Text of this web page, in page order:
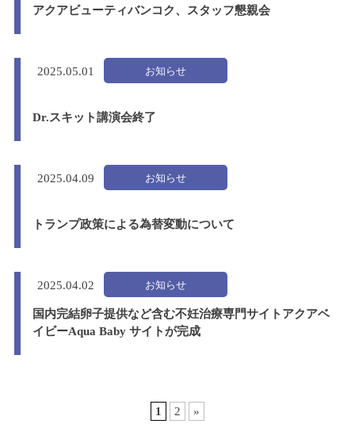
アクアビューティバンコク、スタッフ懇親会
2025.05.01 お知らせ
Dr.スキット講演会終了
2025.04.09 お知らせ
トランプ政策による為替変動について
2025.04.02 お知らせ
国内完結卵子提供など含む不妊治療専門サイトアクアベ
イビーAqua Baby サイトが完成
1 2 »